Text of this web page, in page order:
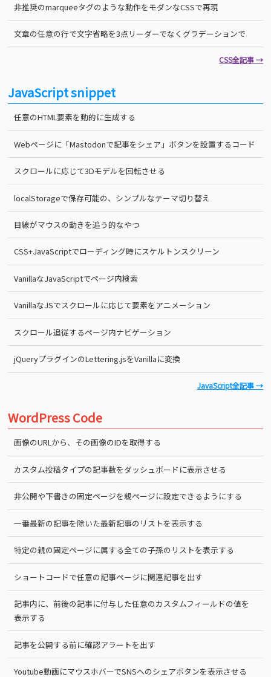
非推奨のmarqueeタグのような動作をモダンなCSSで再現
文章の任意の行で文字省略を3点リーダーでなくグラデーションで
CSS全記事 →
JavaScript snippet
任意のHTML要素を動的に生成する
Webページに「Mastodonで記事をシェア」ボタンを設置するコード
スクロールに応じて3Dモデルを回転させる
localStorageで保存可能の、シンプルなテーマ切り替え
目線がマウスの動きを追う的なやつ
CSS+JavaScriptでローディング時にスケルトンスクリーン
VanillaなJavaScriptでページ内検索
VanillaなJSでスクロールに応じて要素をアニメーション
スクロール追従するページ内ナビゲーション
jQueryプラグインのLettering.jsをVanillaに変換
JavaScript全記事 →
WordPress Code
画像のURLから、その画像のIDを取得する
カスタム投稿タイプの記事数をダッシュボードに表示させる
非公開や下書きの固定ページを親ページに設定できるようにする
一番最新の記事を除いた最新記事のリストを表示する
特定の親の固定ページに属する全ての子孫のリストを表示する
ショートコードで任意の記事ページに関連記事を出す
記事内に、前後の記事に付与した任意のカスタムフィールドの値を
表示する
記事を公開する前に確認アラートを出す
Youtube動画にマウスホバーでSNSへのシェアボタンを表示させる